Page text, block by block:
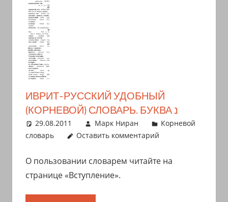
ИВРИТ-РУССКИЙ УДОБНЫЙ
(КОРНЕВОЙ) СЛОВАРЬ. БУКВА נ
29.08.2011 Марк Ниран
Корневой
словарь
Оставить комментарий
О пользовании словарем читайте на
странице «Вступление».